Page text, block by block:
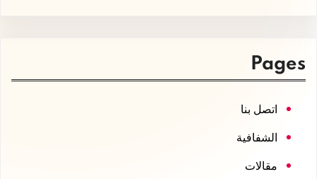
Pages
اتصل بنا
الشفافية
مقالات